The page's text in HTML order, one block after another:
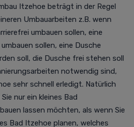
Itzehoe beträgt in der Regel
Umbauarbeiten z.B. wenn
umbauen sollen, eine
sollen, eine Dusche
soll, die Dusche frei stehen soll
notwendig sind,
sehr schnell erledigt. Natürlich
nur ein kleines Bad
lassen möchten, als wenn Sie
Bad Itzehoe planen, welches